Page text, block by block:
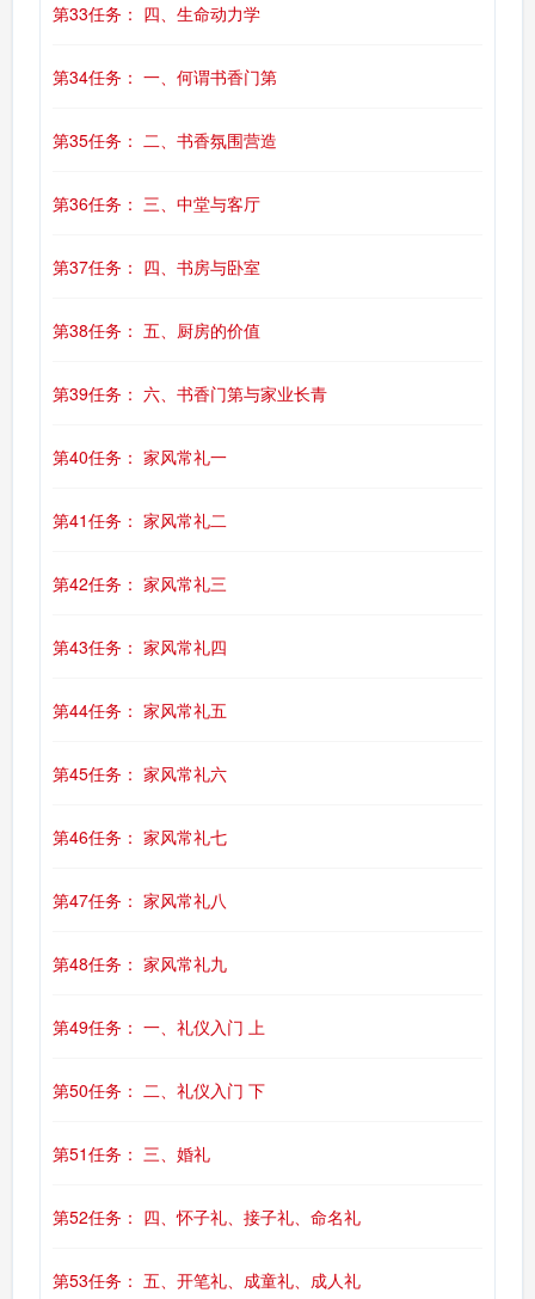
第33任务： 四、生命动力学
第34任务： 一、何谓书香门第
第35任务： 二、书香氛围营造
第36任务： 三、中堂与客厅
第37任务： 四、书房与卧室
第38任务： 五、厨房的价值
第39任务： 六、书香门第与家业长青
第40任务： 家风常礼一
第41任务： 家风常礼二
第42任务： 家风常礼三
第43任务： 家风常礼四
第44任务： 家风常礼五
第45任务： 家风常礼六
第46任务： 家风常礼七
第47任务： 家风常礼八
第48任务： 家风常礼九
第49任务： 一、礼仪入门 上
第50任务： 二、礼仪入门 下
第51任务： 三、婚礼
第52任务： 四、怀子礼、接子礼、命名礼
第53任务： 五、开笔礼、成童礼、成人礼